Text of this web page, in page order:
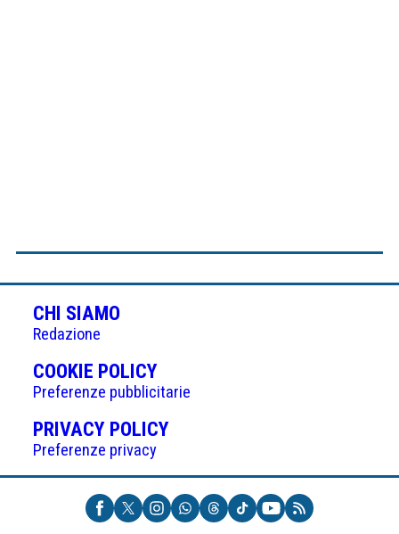
CHI SIAMO
Redazione
COOKIE POLICY(APRE
IN
UNA
NUOVA
Preferenze pubblicitarie
PRIVACY POLICY(APRE
UNA
NUOVA
SCHEDA)
Preferenze privacy